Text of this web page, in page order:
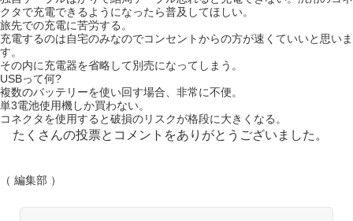
クタで充電できるようになったら普及してほしい。
旅先での充電に苦労する。
充電するのは自宅のみなのでコンセントからの方が速くていいと思いま
す。
その内に充電器を省略して別売になってしまう。
USBって何?
複数のバッテリーを使い回す場合、非常に不便。
単3電池使用機しか買わない。
コネクタを使用すると破損のリスクが格段に大きくなる。
たくさんの投票とコメントをありがとうございました。
（ 編集部 ）